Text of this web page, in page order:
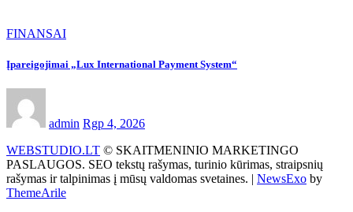
FINANSAI
Įpareigojimai „Lux International Payment System“
admin Rgp 4, 2026
WEBSTUDIO.LT © SKAITMENINIO MARKETINGO
PASLAUGOS. SEO tekstų rašymas, turinio kūrimas, straipsnių
rašymas ir talpinimas į mūsų valdomas svetaines. | NewsExo by
ThemeArile